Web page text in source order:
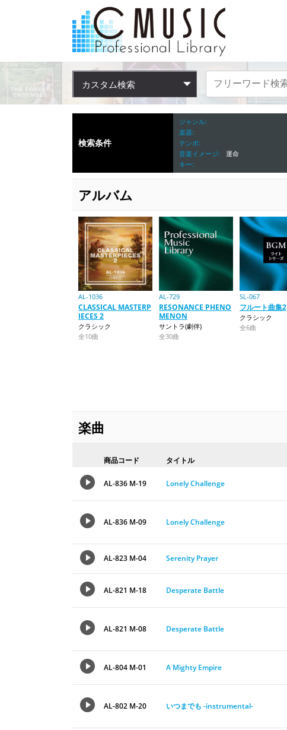
カスタム検索
検索条件
ジャンル
楽器
テンポ
音楽イメージ
運命
キー
アルバム
AL-1036
CLASSICAL MASTERP
IECES 2
クラシック
全10曲
AL-729
RESONANCE PHENO
MENON
サントラ(劇伴)
全30曲
SL-067
フルート曲集2
クラシック
全6曲
楽曲
商品コード タイトル
AL-836 M-19 Lonely Challenge
AL-836 M-09 Lonely Challenge
AL-823 M-04 Serenity Prayer
AL-821 M-18 Desperate Battle
AL-821 M-08 Desperate Battle
AL-804 M-01 A Mighty Empire
AL-802 M-20 いつまでも -instrumental-